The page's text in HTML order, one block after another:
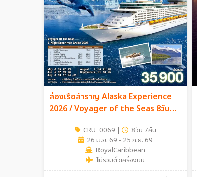
ล่องเรือสำราญ Alaska Experience
2026 / Voyager of the Seas 8วัน
7คืน
CRU_0069 |
8วัน 7คืน
26 มิ.ย. 69 - 25 ก.ย. 69
RoyalCaribbean
ไม่รวมตั๋วเครื่องบิน